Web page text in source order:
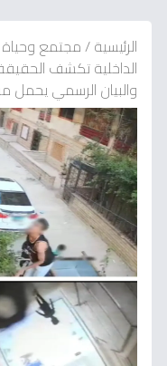
الرئيسية/مجتمع وحياة
الداخلية تكشف
والبيان الرسمي يحمل